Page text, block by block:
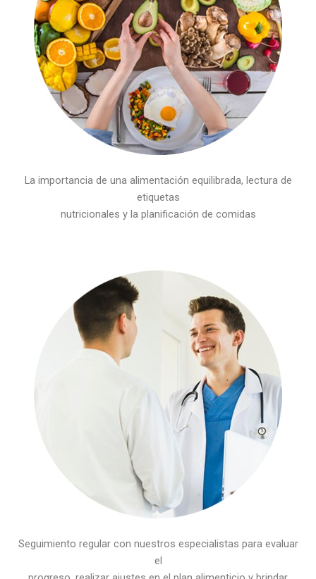
La importancia de una alimentación equilibrada, lectura de
etiquetas
nutricionales y la planificación de comidas
Seguimiento regular con nuestros especialistas para evaluar
el